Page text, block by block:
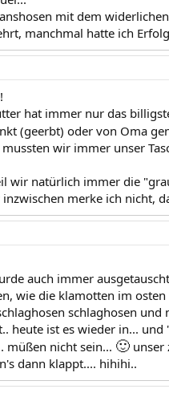
mit dem
manchmal hatte ich
hat immer nur das
(geerbt) oder von Oma
wir immer unser
wir natürlich immer die
merke ich nicht,
auch immer
wie die klamotten im
schlaghosen und
heute ist es wieder in... und
müßen nicht sein... 🙂 unser
dann klappt.... hihihi..